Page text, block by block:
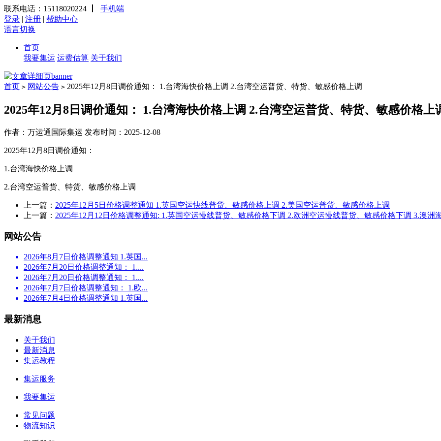
联系电话：15118020224
手机端
登录 | 注册 | 帮助中心
语言切换
首页
我要集运 运费估算 关于我们
首页 > 网站公告 > 2025年12月8日调价通知： 1.台湾海快价格上调 2.台湾空运普货、特货、敏感价格上调
2025年12月8日调价通知： 1.台湾海快价格上调 2.台湾空运普货、特货、敏感价格上
作者：万运通国际集运 发布时间：2025-12-08
2025年12月8日调价通知：
1.台湾海快价格上调
2.台湾空运普货、特货、敏感价格上调
上一篇： 2025年12月5日价格调整通知 1.英国空运快线普货、敏感价格上调 2.美国空运普货、敏感价格上调
上一篇： 2025年12月12日价格调整通知: 1.英国空运慢线普货、敏感价格下调 2.欧洲空运慢线普货、敏感价格下调​ 3.澳洲
网站公告
2026年8月7日价格调整通知 1.英国...
2026年7月20日价格调整通知： 1....
2026年7月20日价格调整通知： 1....
2026年7月7日价格调整通知： 1.欧...
2026年7月4日价格调整通知 1.英国...
最新消息
关于我们
最新消息
集运教程
集运服务
我要集运
常见问题
物流知识